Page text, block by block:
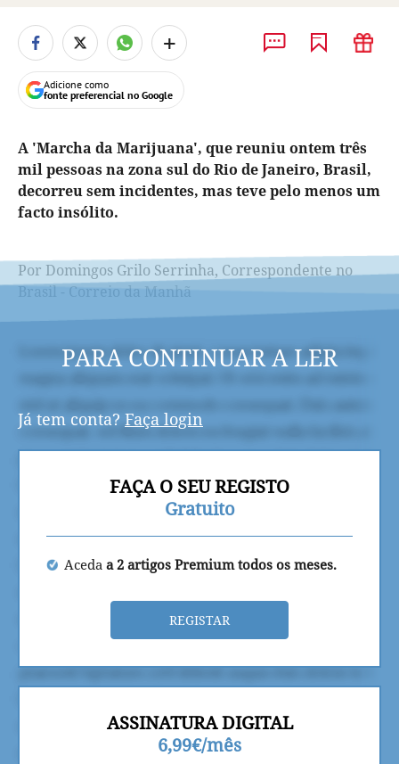
+
Adicione como
fonte preferencial no Google
A 'Marcha da Marijuana', que reuniu ontem três
mil pessoas na zona sul do Rio de Janeiro, Brasil,
decorreu sem incidentes, mas teve pelo menos um
facto insólito.
Por Domingos Grilo Serrinha, Correspondente no
Brasil - Correio da Manhã
PARA CONTINUAR A LER
Já tem conta? Faça login
FAÇA O SEU REGISTO
Gratuito
Aceda a 2 artigos Premium todos os meses.
REGISTAR
ASSINATURA DIGITAL
6,99€/mês